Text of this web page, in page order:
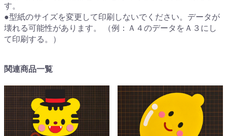
す。
●型紙のサイズを変更して印刷しないでください。データが
壊れる可能性があります。 （例：Ａ４のデータをＡ３にし
て印刷する。）
関連商品一覧